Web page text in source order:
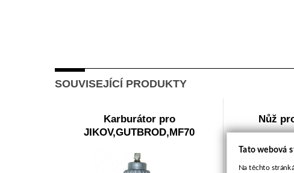
SOUVISEJÍCÍ PRODUKTY
Karburátor pro
JIKOV,GUTBROD,MF70
Nůž
Tato webová
Na těchto